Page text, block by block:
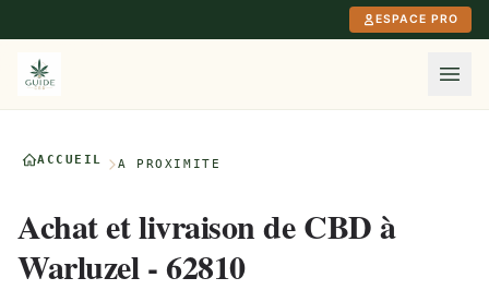
ESPACE PRO
ACCUEIL À PROXIMITÉ
Achat et livraison de CBD à
Warluzel - 62810